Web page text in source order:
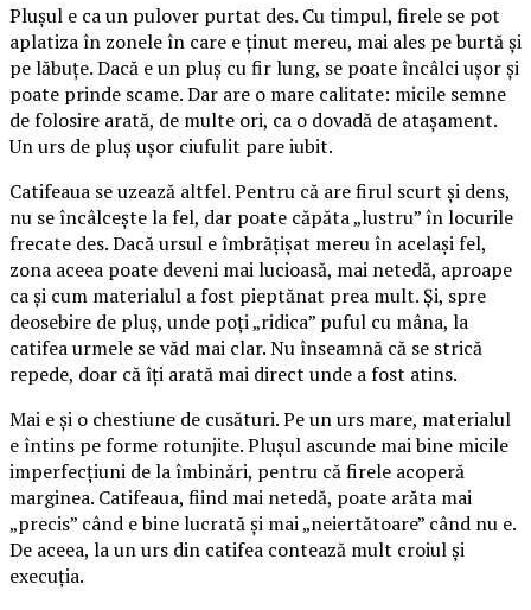
Plușul e ca un pulover purtat des. Cu timpul, firele se pot
aplatiza în zonele în care e ținut mereu, mai ales pe burtă și
pe lăbuțe. Dacă e un pluș cu fir lung, se poate încâlci ușor și
poate prinde scame. Dar are o mare calitate: micile semne
de folosire arată, de multe ori, ca o dovadă de atașament.
Un urs de pluș ușor ciufulit pare iubit.
Catifeaua se uzează altfel. Pentru că are firul scurt și dens,
nu se încâlcește la fel, dar poate căpăta „lustru” în locurile
frecate des. Dacă ursul e îmbrățișat mereu în același fel,
zona aceea poate deveni mai lucioasă, mai netedă, aproape
ca și cum materialul a fost pieptănat prea mult. Și, spre
deosebire de pluș, unde poți „ridica” puful cu mâna, la
catifea urmele se văd mai clar. Nu înseamnă că se strică
repede, doar că îți arată mai direct unde a fost atins.
Mai e și o chestiune de cusături. Pe un urs mare, materialul
e întins pe forme rotunjite. Plușul ascunde mai bine micile
imperfecțiuni de la îmbinări, pentru că firele acoperă
marginea. Catifeaua, fiind mai netedă, poate arăta mai
„precis” când e bine lucrată și mai „neiertătoare” când nu e.
De aceea, la un urs din catifea contează mult croiul și
execuția.